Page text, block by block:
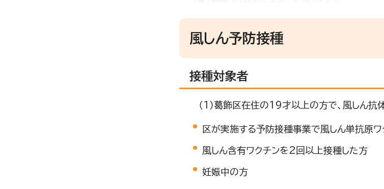
風しん予防接種
接種対象者
（1）葛飾区在住の19才以上の方で、風しん抗
区が実施する予防接種事業で風しん単抗原
風しん含有ワクチンを2回以上接種した方
妊娠中の方